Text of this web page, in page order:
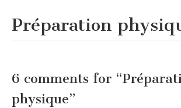
Préparation
6 comments for “
physique”